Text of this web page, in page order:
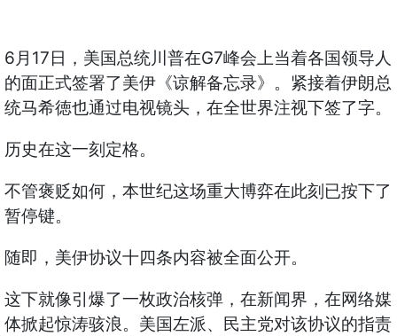
6月17日，美国总统川普在G7峰会上当着各国领导人
的面正式签署了美伊《谅解备忘录》。紧接着伊朗总
统马希徳也通过电视镜头，在全世界注视下签了字。
历史在这一刻定格。
不管褒贬如何，本世纪这场重大博弈在此刻已按下了
暂停键。
随即，美伊协议十四条内容被全面公开。
这下就像引爆了一枚政治核弹，在新闻界，在网络媒
体掀起惊涛骇浪。美国左派、民主党对该协议的指责